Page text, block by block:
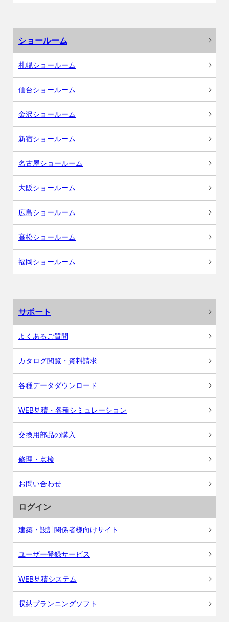
ショールーム
札幌ショールーム
仙台ショールーム
金沢ショールーム
新宿ショールーム
名古屋ショールーム
大阪ショールーム
広島ショールーム
高松ショールーム
福岡ショールーム
サポート
よくあるご質問
カタログ閲覧・資料請求
各種データダウンロード
WEB見積・各種シミュレーション
交換用部品の購入
修理・点検
お問い合わせ
ログイン
建築・設計関係者様向けサイト
ユーザー登録サービス
WEB見積システム
収納プランニングソフト